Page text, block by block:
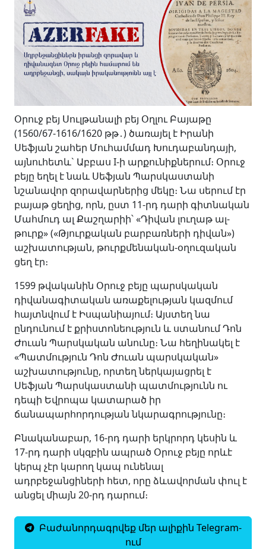
Օրուջ բեյ Սուլթանալի բեյ Օղլու Բայաթը
(1560/67-1616/1620 թթ․) ծառայել է Իրանի
Սեֆյան շահեր Մուհամմադ Խուդաբանդայի,
այնուհետև` Աբբաս I-ի արքունիքներում։ Օրուջ
բեյը եղել է նաև Սեֆյան Պարսկաստանի
նշանավոր զորավարներից մեկը։ Նա սերում էր
բայաթ ցեղից, որն, ըստ 11-րդ դարի գիտնական
Մահմուդ ալ Քաշղարիի՝ «Դիվան լուղաթ ալ-
թուրք» («Թյուրքական բարբառների դիվան»)
աշխատության, թուրքմենական-օղուզական
ցեղ էր։
1599 թվականին Օրուջ բեյը պարսկական
դիվանագիտական առաքելության կազմում
հայտնվում է Իսպանիայում։ Այստեղ նա
ընդունում է քրիստոնեություն և ստանում Դոն
Ժուան Պարսկական անունը։ Նա հեղինակել է
«Պատմություն Դոն Ժուան պարսկական»
աշխատությունը, որտեղ ներկայացրել է
Սեֆյան Պարսկաստանի պատմությունն ու
դեպի Եվրոպա կատարած իր
ճանապարհորդության նկարագրությունը։
Բնականաբար, 16-րդ դարի երկրորդ կեսին և
17-րդ դարի սկզբին ապրած Օրուջ բեյը որևէ
կերպ չէր կարող կապ ունենալ
ադրբեջանցիների հետ, որը ձևավորման փուլ է
անցել միայն 20-րդ դարում։
Բաժանորդագրվեք մեր ալիքին Telegram-
ում